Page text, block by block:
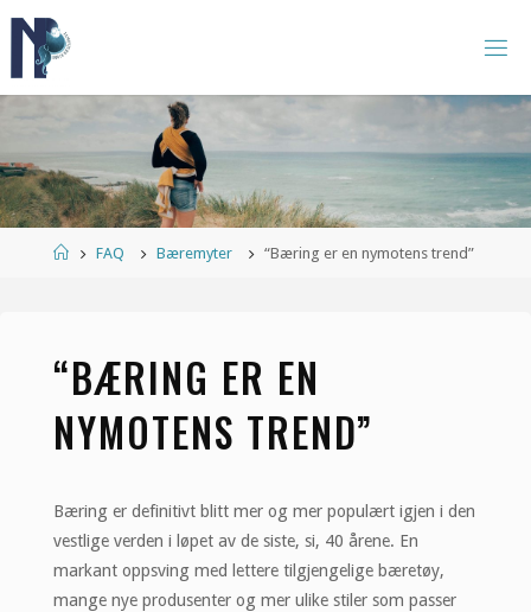
content
ORS
ÆR
EGR
UP
PE
HomeFAQ Bæremyter “Bæring er en nymotens trend”
“BÆRING ER EN
NYMOTENS TREND”
Bæring er definitivt blitt mer og mer populært igjen i den
vestlige verden i løpet av de siste, si, 40 årene. En
markant oppsving med lettere tilgjengelige bæretøy,
mange nye produsenter og mer ulike stiler som passer